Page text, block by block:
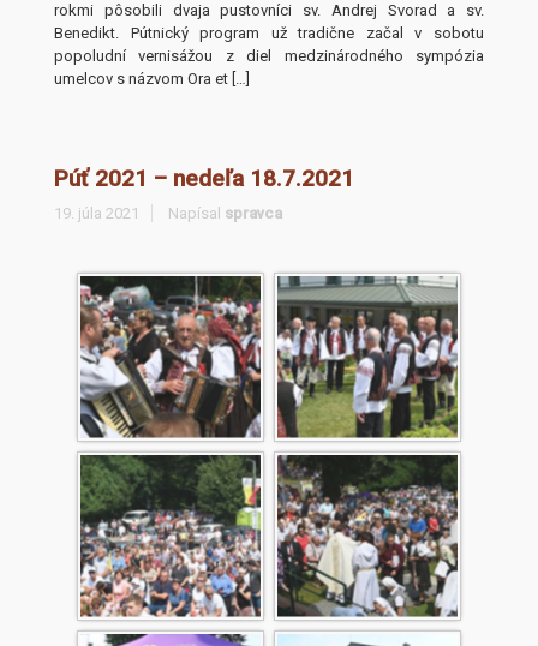
rokmi pôsobili dvaja pustovníci sv. Andrej Svorad a sv.
Benedikt. Pútnický program už tradične začal v sobotu
popoludní vernisážou z diel medzinárodného sympózia
umelcov s názvom Ora et […]
Púť 2021 – nedeľa 18.7.2021
19. júla 2021 Napísal spravca